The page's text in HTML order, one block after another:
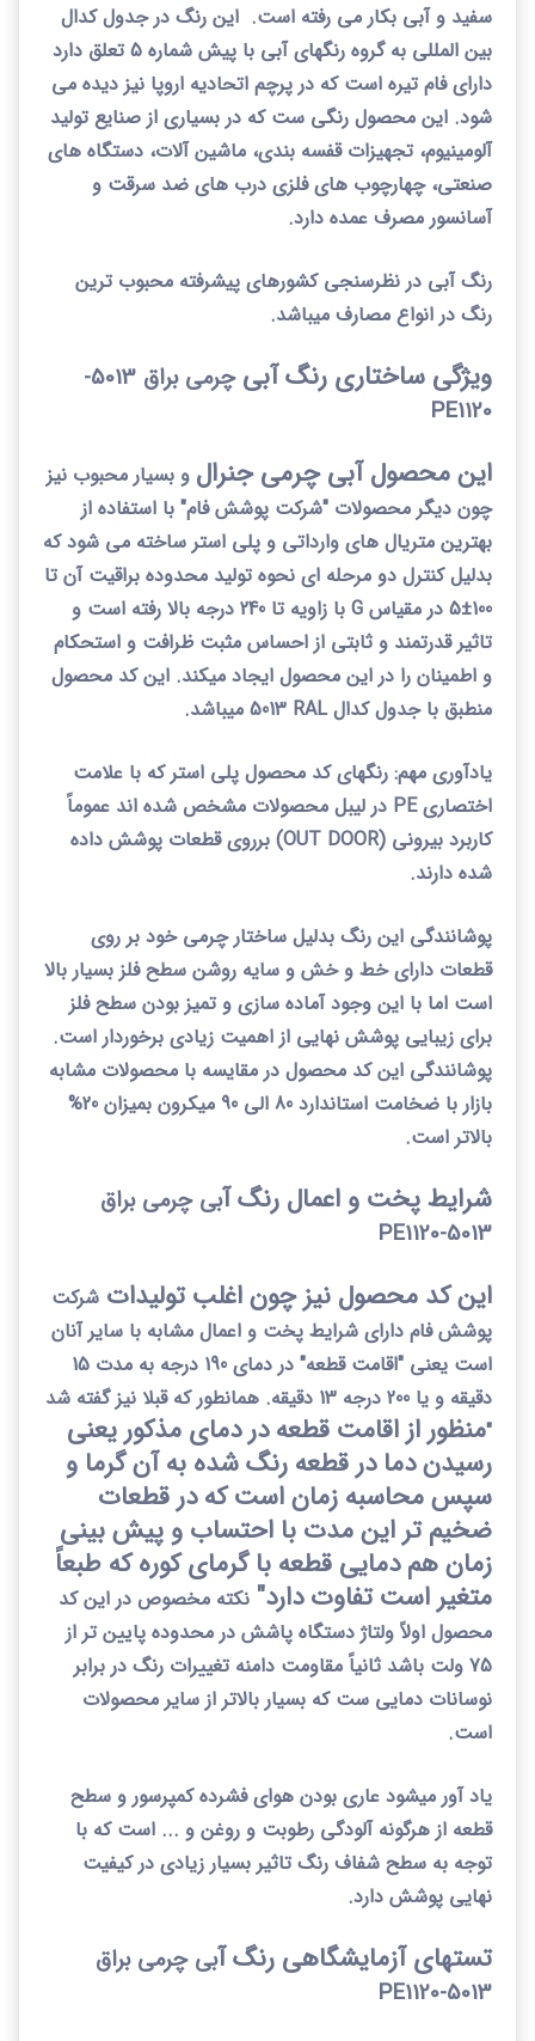
سفید و آبی بکار می رفته است. این رنگ در جدول کدال
بین المللی به گروه رنگهای آبی با پیش شماره 5 تعلق دارد
دارای فام تیره است که در پرچم اتحادیه اروپا نیز دیده می
شود. این محصول رنگی ست که در بسیاری از صنایع تولید
آلومینیوم، تجهیزات قفسه بندی، ماشین آلات، دستگاه های
صنعتی، چهارچوب های فلزی درب های ضد سرقت و
آسانسور مصرف عمده دارد.
رنگ آبی در نظرسنجی کشورهای پیشرفته محبوب ترین
رنگ در انواع مصارف میباشد.
ویژگی ساختاری رنگ آبی
چرمی براق 5013-
1120
PE
این محصول آبی چرمی جنرال و بسیار محبوب نیز
چون دیگر محصولات "شرکت پوشش فام" با استفاده از
بهترین متریال های وارداتی و پلی استر ساخته می شود که
بدلیل کنترل دو مرحله ای نحوه تولید محدوده براقیت آن تا
100
±5 در مقیاس G
با زاویه تا 240 درجه بالا رفته است و
تاثیر قدرتمند و ثابتی از احساس مثبت ظرافت و استحکام
و اطمینان را در این محصول ایجاد میکند. این کد محصول
منطبق با جدول کدالRAL 5013 میباشد.
یادآوری مهم: رنگهای کد محصول پلی استر که با علامت
اختصاریPE در لیبل محصولات مشخص شده اند عموماً
کاربرد بیرونی (OUT DOOR) برروی قطعات پوشش داده
شده دارند.
پوشانندگی این رنگ بدلیل ساختار چرمی خود بر روی
قطعات دارای خط و خش و سایه روشن سطح فلز بسیار بالا
است اما با این وجود آماده سازی و تمیز بودن سطح فلز
برای زیبایی پوشش نهایی از اهمیت زیادی برخوردار است.
پوشانندگی این کد محصول در مقایسه با محصولات مشابه
بازار با ضخامت استاندارد 80 الی 90 میکرون بمیزان 20%
بالاتر است.
شرایط پخت و اعمال رنگ آبی چرمی براق
5013-1120
PE
این کد محصول نیز چون اغلب تولیدات شرکت
پوشش فام دارای شرایط پخت و اعمال مشابه با سایر آنان
است یعنی "اقامت قطعه" در دمای 190 درجه به مدت 15
دقیقه و یا 200 درجه 13 دقیقه. همانطور که قبلا نیز گفته شد
"منظور از اقامت قطعه در دمای مذکور یعنی
رسیدن دما در قطعه رنگ شده به آن گرما و
سپس محاسبه زمان است که در قطعات
ضخیم تر این مدت با احتساب و پیش بینی
زمان هم دمایی قطعه با گرمای کوره که طبعاً
متغیر است تفاوت دارد" نکته مخصوص در این کد
محصول اولاً ولتاژ دستگاه پاشش در محدوده پایین تر از
75 ولت باشد ثانیاً مقاومت دامنه تغییرات رنگ در برابر
نوسانات دمایی ست که بسیار بالاتر از سایر محصولات
است.
یاد آور میشود عاری بودن هوای فشرده کمپرسور و سطح
قطعه از هرگونه آلودگی رطوبت و روغن و ... است که با
توجه به سطح شفاف رنگ تاثیر بسیار زیادی در کیفیت
نهایی پوشش دارد.
تستهای آزمایشگاهی رنگ آبی چرمی براق
5013-1120
PE